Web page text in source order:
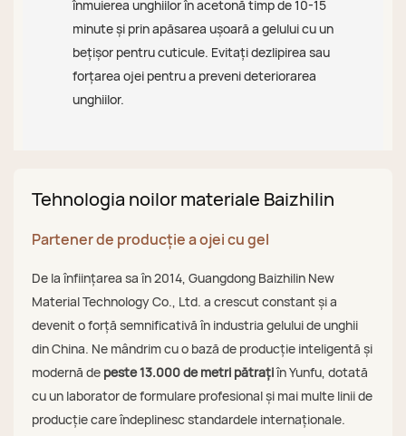
înmuierea unghiilor în acetonă timp de 10-15
minute și prin apăsarea ușoară a gelului cu un
bețișor pentru cuticule. Evitați dezlipirea sau
forțarea ojei pentru a preveni deteriorarea
unghiilor.
Tehnologia noilor materiale Baizhilin
Partener de producție a ojei cu gel
De la înființarea sa în 2014, Guangdong Baizhilin New
Material Technology Co., Ltd. a crescut constant și a
devenit o forță semnificativă în industria gelului de unghii
din China. Ne mândrim cu o bază de producție inteligentă și
modernă de peste 13.000 de metri pătrațiîn Yunfu, dotată
cu un laborator de formulare profesional și mai multe linii de
producție care îndeplinesc standardele internaționale.